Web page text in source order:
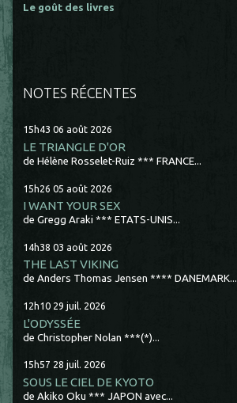
Le goût des livres
NOTES RÉCENTES
15h43 06 août 2026
LE TRIANGLE D'OR
de Hélène Rosselet-Ruiz *** FRANCE...
15h26 05 août 2026
I WANT YOUR SEX
de Gregg Araki *** ETATS-UNIS...
14h38 03 août 2026
THE LAST VIKING
de Anders Thomas Jensen **** DANEMARK...
12h10 29 juil. 2026
L'ODYSSÉE
de Christopher Nolan ***(*)...
15h57 28 juil. 2026
SOUS LE CIEL DE KYOTO
de Akiko Oku *** JAPON avec...